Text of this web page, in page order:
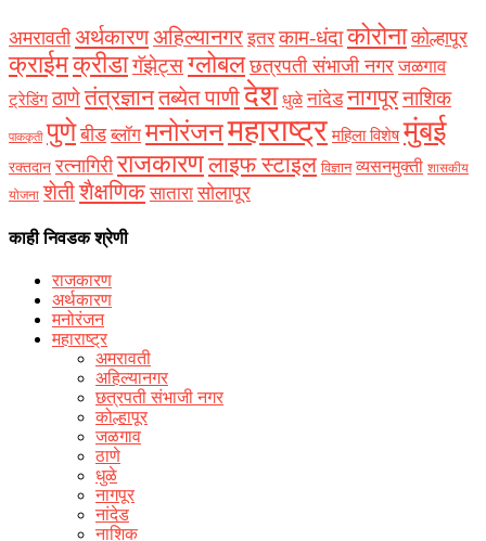
अमरावती अर्थकारणअहिल्यानगर इतर काम-धंदाकोरोना कोल्हापूर
क्राईमक्रीडागॅझेट्सग्लोबल छत्रपती संभाजी नगर जळगाव
ट्रेडिंग ठाणेतंत्रज्ञानतब्येत पाणीदेश धुळे नांदेड नागपूरनाशिक
पाककृती पुणे बीड ब्लॉग मनोरंजनमहाराष्ट्र महिला विशेष मुंबई
रक्‍तदान रत्नागिरी राजकारणलाइफ स्टाइल विज्ञान व्यसनमुक्ती शासकीय
योजना शेतीशैक्षणिक सातारा सोलापूर
काही निवडक श्रेणी
राजकारण
अर्थकारण
मनोरंजन
महाराष्ट्र
अमरावती
अहिल्यानगर
छत्रपती संभाजी नगर
कोल्हापूर
जळगाव
ठाणे
धुळे
नागपूर
नांदेड
नाशिक